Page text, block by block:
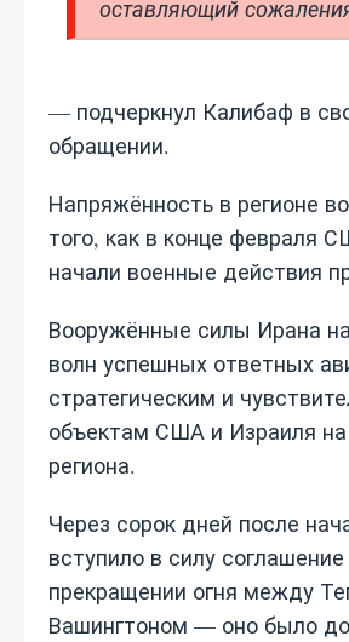
оставляющий
— подчеркнул Калибаф в
обращении.
Напряжённость в регионе
того, как в конце февраля
начали военные действия
Вооружённые силы Ирана
волн успешных ответных
стратегическим и
объектам США и Израиля на
региона.
Через сорок дней после
вступило в силу
прекращении огня между
Вашингтоном — оно было